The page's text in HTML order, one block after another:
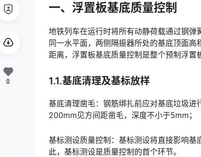
一、浮置板基底质量控制
地铁列车在运行时将所有动静荷载通过钢
同一水平面，两侧隔振器所处的基底顶面
距离，浮置板基底质量控制是整个预制浮置
1.1.基底清理及基标放样
基底清理凿毛：钢筋绑扎前应对基底垃圾
200mm见方间距凿毛，深度不小于5mm；
基标测设质量控制：基标测设将直接影响
此，基标测设是质量控制的首个环节。
0